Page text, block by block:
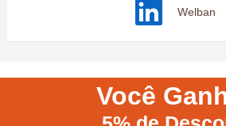
Welban
Você